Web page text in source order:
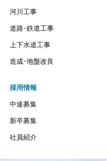
河川工事
道路･鉄道工事
上下水道工事
造成･地盤改良
採用情報
中途募集
新卒募集
社員紹介